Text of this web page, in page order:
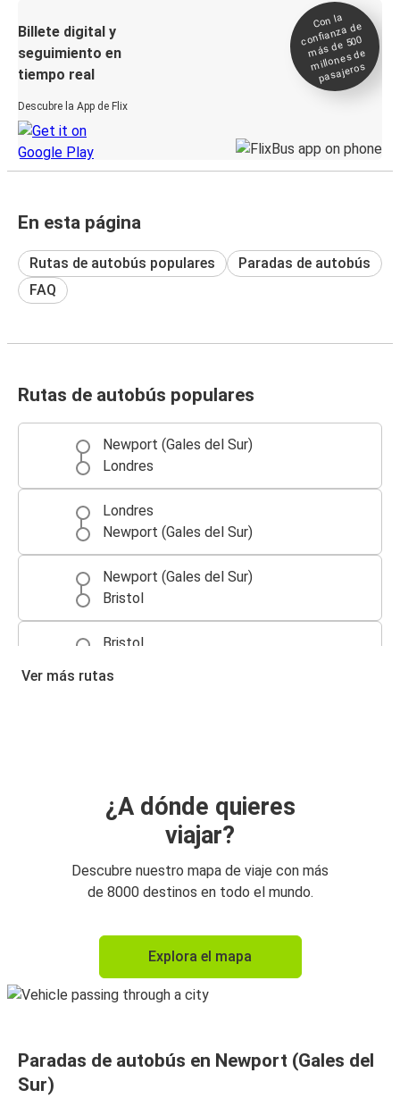
Billete digital y
seguimiento en
tiempo real
Descubre la App de Flix
Con la
confianza de
más de 500
millones de
pasajeros
En esta página
Rutas de autobús populares
Paradas de autobús
FAQ
Rutas de autobús populares
Newport (Gales del Sur)
Londres
Londres
Newport (Gales del Sur)
Newport (Gales del Sur)
Bristol
Bristol
Newport (Gales del Sur)
Newport (Gales del Sur)
Aeropuerto de Londres Heathrow (LHR)
Newport (Gales del Sur)
Aeropuerto de Londres Gatwick
Newport (Gales del Sur)
Ver más rutas
¿A dónde quieres
viajar?
Descubre nuestro mapa de viaje con más
de 8000 destinos en todo el mundo.
Explora el mapa
Paradas de autobús en Newport (Gales del
Sur)